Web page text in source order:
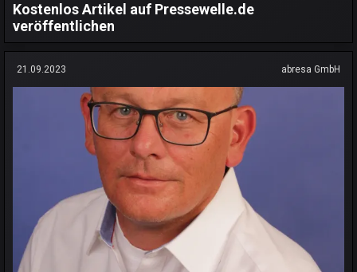
Kostenlos Artikel auf Pressewelle.de
veröffentlichen
21.09.2023 abresa GmbH